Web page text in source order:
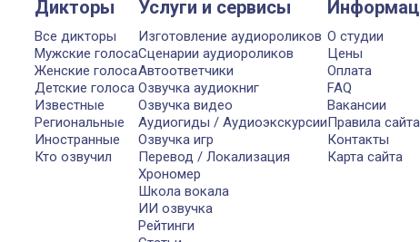
Дикторы
Все дикторы
Мужские голоса
Женские голоса
Детские голоса
Известные
Региональные
Иностранные
Кто озвучил
Услуги и сервисы
Изготовление аудиороликов
Сценарии аудиороликов
Автоответчики
Озвучка аудиокниг
Озвучка видео
Аудиогиды / Аудиоэкскурсии
Озвучка игр
Перевод / Локализация
Хрономер
Школа вокала
ИИ озвучка
Рейтинги
О студии
Цены
Оплата
FAQ
Вакансии
Правила сайта
Контакты
Карта сайта